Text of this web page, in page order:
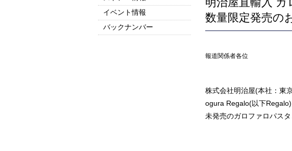
イベント情報
バックナンバー
数量限定発売の
報道関係者各位
株式会社明治屋(本社：東
ogura Regalo(以下
未発売のガロファロパス